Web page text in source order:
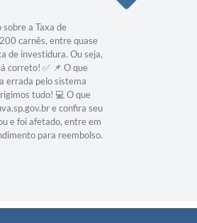
a Taxa de
carnês, entre quase
de investidura. Ou seja,
correto! ✅ 📌 O que
errada pelo sistema
tudo! 💻 O que
e confira seu
e foi afetado, entre em
para reembolso.